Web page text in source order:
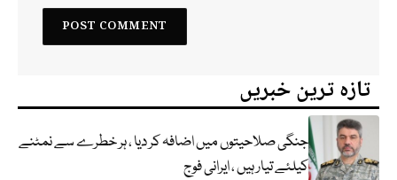
تازہ ترین خبریں
جنگی صلاحیتوں میں اضافہ کر دیا ، ہر خطرے سے نمٹنے
کیلئے تیار ہیں ، ایرانی فوج